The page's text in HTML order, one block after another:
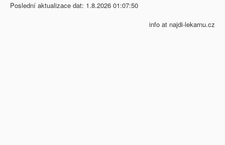
Poslední aktualizace dat: 1.8.2026 01:07:50
info at najdi-lekarnu.cz